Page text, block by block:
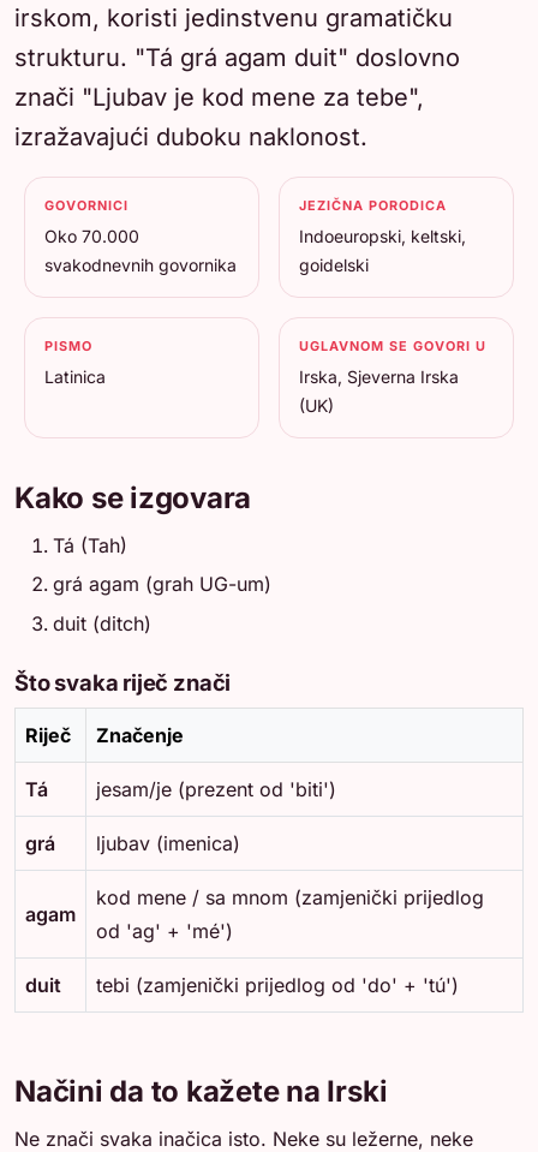
irskom, koristi jedinstvenu gramatičku
strukturu. "Tá grá agam duit" doslovno
znači "Ljubav je kod mene za tebe",
izražavajući duboku naklonost.
GOVORNICI
Oko 70.000
svakodnevnih govornika
JEZIČNA PORODICA
Indoeuropski, keltski,
goidelski
PISMO
Latinica
UGLAVNOM SE GOVORI U
Irska, Sjeverna Irska
(UK)
Kako se izgovara
Tá (Tah)
grá agam (grah UG-um)
duit (ditch)
Što svaka riječ znači
Riječ Značenje
Tá jesam/je (prezent od 'biti')
grá ljubav (imenica)
agam
kod mene / sa mnom (zamjenički prijedlog
od 'ag' + 'mé')
duit tebi (zamjenički prijedlog od 'do' + 'tú')
Načini da to kažete na Irski
Ne znači svaka inačica isto. Neke su ležerne, neke